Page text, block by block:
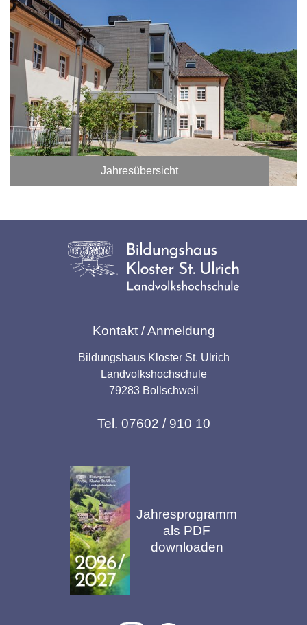
Jahresübersicht
Kontakt / Anmeldung
Bildungshaus Kloster St. Ulrich
Landvolkshochschule
79283 Bollschweil
Tel. 07602 / 910 10
Jahresprogramm
als PDF
downloaden